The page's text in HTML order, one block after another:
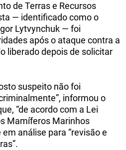
de Terras e Recursos
— identificado como o
Lytvynchuk — foi
após o ataque contra a
liberado depois de solicitar
suspeito não foi
informou o
“de acordo com a Lei
Mamíferos Marinhos
análise para “revisão e